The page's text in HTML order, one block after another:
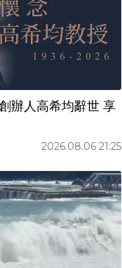
辦人高希均辭世 享
2026.08.06 21:25